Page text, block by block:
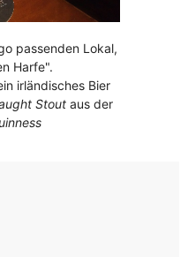
passenden Lokal,
Harfe".
irländisches Bier
Stout aus der